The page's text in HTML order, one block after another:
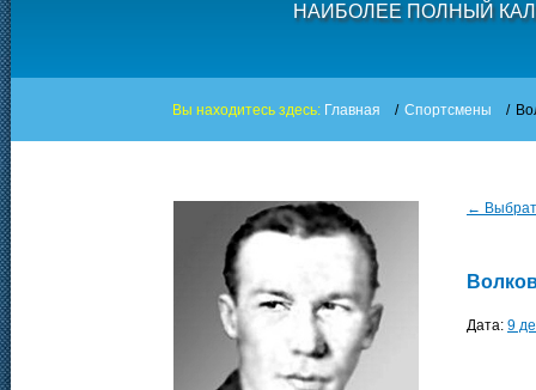
НАИБОЛЕЕ ПОЛНЫЙ
Вы находитесь здесь: Главная / Спортсмены /
←
Дата: 9